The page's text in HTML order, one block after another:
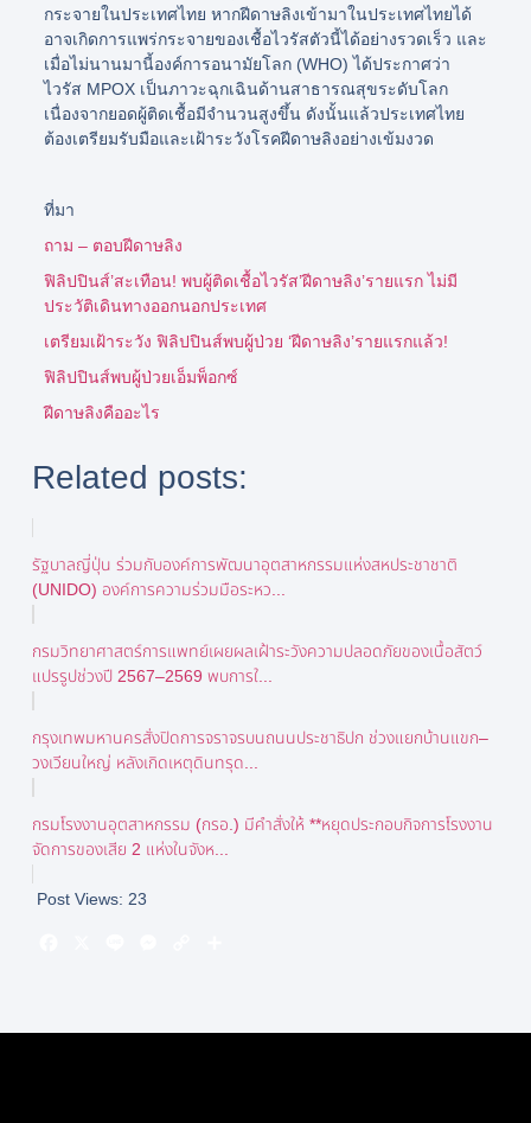
กระจายในประเทศไทย หากฝีดาษลิงเข้ามาในประเทศไทยได้
อาจเกิดการแพร่กระจายของเชื้อไวรัสตัวนี้ได้อย่างรวดเร็ว และ
เมื่อไม่นานมานี้องค์การอนามัยโลก (WHO) ได้ประกาศว่า
ไวรัส MPOX เป็นภาวะฉุกเฉินด้านสาธารณสุขระดับโลก
เนื่องจากยอดผู้ติดเชื้อมีจำนวนสูงขึ้น ดังนั้นแล้วประเทศไทย
ต้องเตรียมรับมือและเฝ้าระวังโรคฝีดาษลิงอย่างเข้มงวด
ที่มา
ถาม – ตอบฝีดาษลิง
ฟิลิปปินส์’สะเทือน! พบผู้ติดเชื้อไวรัส’ฝีดาษลิง’รายแรก ไม่มี
ประวัติเดินทางออกนอกประเทศ
เตรียมเฝ้าระวัง ฟิลิปปินส์พบผู้ป่วย ‘ฝีดาษลิง’รายแรกแล้ว!
ฟิลิปปินส์พบผู้ป่วยเอ็มพ็อกซ์
ฝีดาษลิงคืออะไร
Related posts:
รัฐบาลญี่ปุ่น ร่วมกับองค์การพัฒนาอุตสาหกรรมแห่งสหประชาชาติ
(UNIDO) องค์การความร่วมมือระหว...
กรมวิทยาศาสตร์การแพทย์เผยผลเฝ้าระวังความปลอดภัยของเนื้อสัตว์
แปรรูปช่วงปี 2567–2569 พบการใ...
กรุงเทพมหานครสั่งปิดการจราจรบนถนนประชาธิปก ช่วงแยกบ้านแขก–
วงเวียนใหญ่ หลังเกิดเหตุดินทรุด...
กรมโรงงานอุตสาหกรรม (กรอ.) มีคำสั่งให้ **หยุดประกอบกิจการโรงงาน
จัดการของเสีย 2 แห่งในจังห...
Post Views: 23